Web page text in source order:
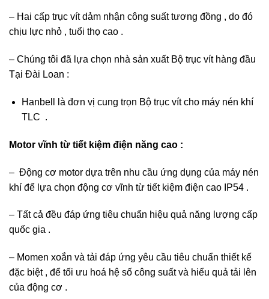
– Hai cấp trục vít dảm nhận công suất tương đồng , do đó
chịu lực nhỏ , tuổi thọ cao .
– Chúng tôi đã lựa chọn nhà sản xuất Bộ trục vít hàng đầu
Tại Đài Loan :
Hanbell là đơn vị cung trọn Bộ trục vít cho máy nén khí
TLC .
Motor vĩnh từ tiết kiệm điện năng cao :
– Động cơ motor dựa trên nhu cầu ứng dụng của máy nén
khí để lựa chọn động cơ vĩnh từ tiết kiệm điện cao IP54 .
– Tất cả đều đáp ứng tiêu chuẩn hiệu quả năng lượng cấp
quốc gia .
– Momen xoắn và tải đáp ứng yêu cầu tiêu chuẩn thiết kế
đặc biệt , để tối ưu hoá hệ số công suất và hiểu quả tải lên
của động cơ .